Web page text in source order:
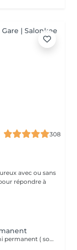
308
avec ou sans
répondre à
beauté des pieds avec application d'un semi permanent ( soin complet pieds)